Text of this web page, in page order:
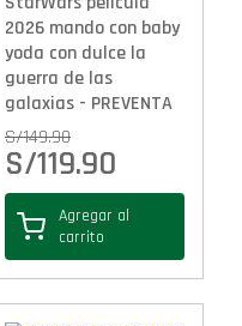
2026 mando con baby
yoda con dulce la
guerra de las
galaxias - PREVENTA
S/149.90
S/119.90
Agregar al
carrito